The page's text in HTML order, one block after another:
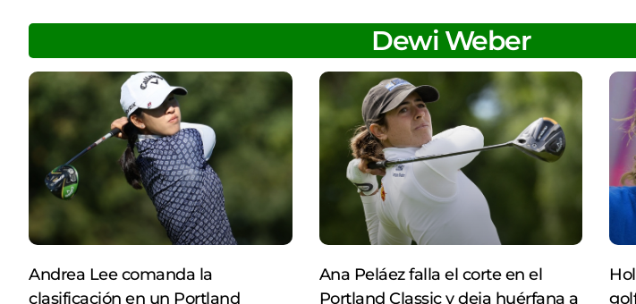
Dewi Weber
Andrea Lee comanda la
clasificación en un Portland
Ana Peláez falla el corte en el
Portland Classic y deja huérfana a